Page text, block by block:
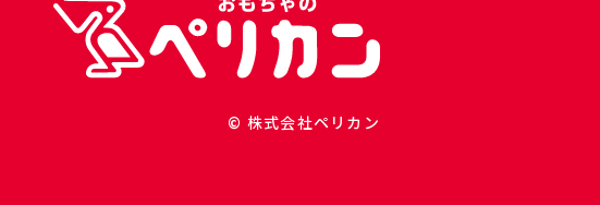
© 株式会社ペリカン